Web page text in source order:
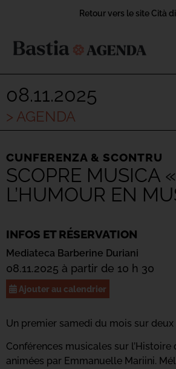
Retour vers le site Cità
08.11.2025
> AGENDA
CUNFERENZA & SCONTRU
SCOPRE MUSICA «
L’HUMOUR EN
INFOS ET RÉSERVATION
Mediateca Barberine Duriani
08.11.2025 à partir de 10 h 30
Ajouter au calendrier
Un premier samedi du mois sur deux
Conférences musicales sur
animées par Emmanuelle Mariini.